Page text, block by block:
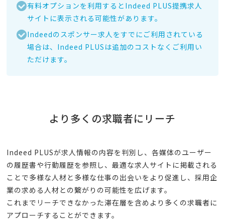
有料オプションを利用するとIndeed PLUS提携求人
サイトに表示される可能性があります。
Indeedのスポンサー求人をすでにご利用されている
場合は、Indeed PLUSは追加のコストなくご利用い
ただけます。
より多くの求職者にリーチ
Indeed PLUSが求人情報の内容を判別し、各媒体のユーザー
の履歴書や行動履歴を参照し、最適な求人サイトに掲載される
ことで多様な人材と多様な仕事の出会いをより促進し、採用企
業の求める人材との繋がりの可能性を広げます。
これまでリーチできなかった滞在層を含めより多くの求職者に
アプローチすることができます。